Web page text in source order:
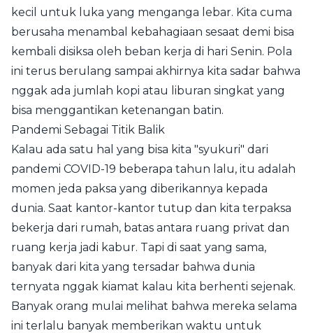
kecil untuk luka yang menganga lebar. Kita cuma
berusaha menambal kebahagiaan sesaat demi bisa
kembali disiksa oleh beban kerja di hari Senin. Pola
ini terus berulang sampai akhirnya kita sadar bahwa
nggak ada jumlah kopi atau liburan singkat yang
bisa menggantikan ketenangan batin.
Pandemi Sebagai Titik Balik
Kalau ada satu hal yang bisa kita "syukuri" dari
pandemi COVID-19 beberapa tahun lalu, itu adalah
momen jeda paksa yang diberikannya kepada
dunia. Saat kantor-kantor tutup dan kita terpaksa
bekerja dari rumah, batas antara ruang privat dan
ruang kerja jadi kabur. Tapi di saat yang sama,
banyak dari kita yang tersadar bahwa dunia
ternyata nggak kiamat kalau kita berhenti sejenak.
Banyak orang mulai melihat bahwa mereka selama
ini terlalu banyak memberikan waktu untuk